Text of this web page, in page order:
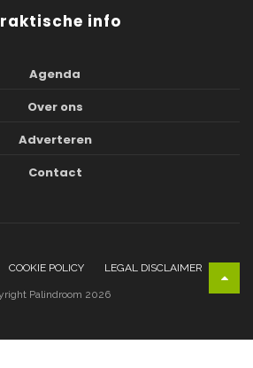
info
Agenda
Over ons
Adverteren
Contact
COOKIE POLICY LEGAL DISCLAIMER
Palindroom 2026